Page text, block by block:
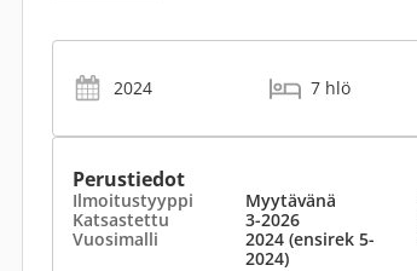
2024 7 hlö
Perustiedot
Ilmoitustyyppi Myytävänä
Katsastettu
3-2026
Vuosimalli
2024 (ensirek 5-
2024)